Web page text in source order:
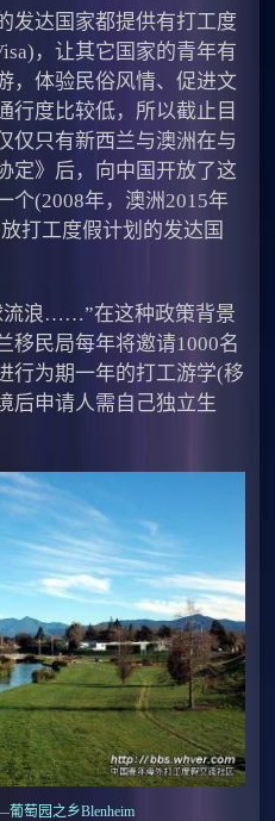
达国家都提供有打工度
，让其它国家的青年有
，体验民俗风情、促进文
行度比较低，所以截止目
仅只有新西兰与澳洲在与
定》后，向中国开放了这
个(2008年，澳洲2015年
打工度假计划的发达国
浪……”在这种政策背景
移民局每年将邀请1000名
行为期一年的打工游学(移
后申请人需自己独立生
萄园之乡Blenheim